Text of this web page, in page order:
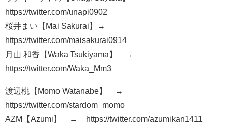
https://twitter.com/unapi0902
桜井まい【Mai Sakurai】→
https://twitter.com/maisakurai0914
月山 和香【Waka Tsukiyama】 →
https://twitter.com/Waka_Mm3
渡辺桃【Momo Watanabe】 →
https://twitter.com/stardom_momo
AZM【Azumi】 → https://twitter.com/azumikan1411